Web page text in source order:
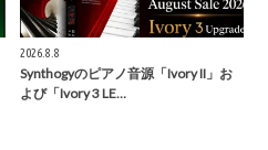
2026.8.8
Synthogyのピアノ音源「Ivory II」お
よび「Ivory 3 LE…